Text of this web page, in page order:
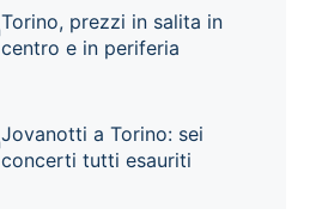
Torino, prezzi in salita in
centro e in periferia
Jovanotti a Torino: sei
concerti tutti esauriti